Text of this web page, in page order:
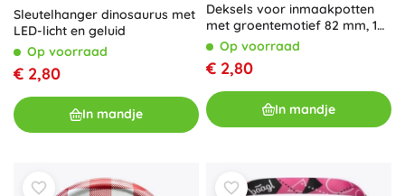
Sleutelhanger dinosaurus met
LED-licht en geluid
Op voorraad
€ 2,80
In mandje
Deksels voor inmaakpotten
met groentemotief 82 mm, 10
stuksOp voorraad
€ 2,80
In mandje